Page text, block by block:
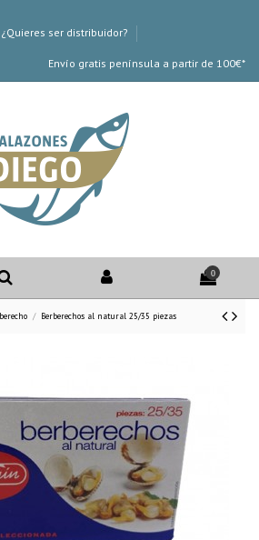
¿Quieres ser distribuidor?
Envío gratis península a partir de 100€*
0
Berberechos al natural 25/35 piezas